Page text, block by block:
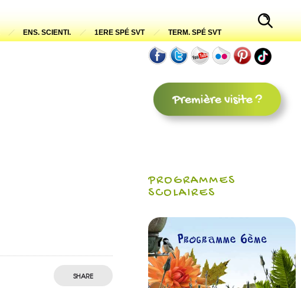
ENS. SCIENTI. 1ERE SPÉ SVT TERM. SPÉ SVT
SHARE
PROGRAMMES
SCOLAIRES